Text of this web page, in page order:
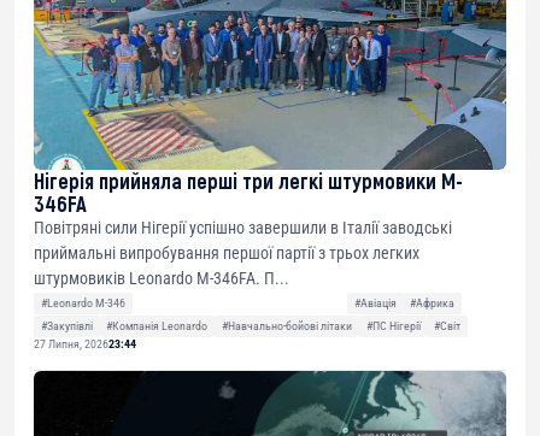
Нігерія прийняла перші три легкі штурмовики M-
346FA
Повітряні сили Нігерії успішно завершили в Італії заводські
приймальні випробування першої партії з трьох легких
штурмовиків Leonardo M-346FA. П...
#Leonardo M-346 #Авіація
#Африка
#Закупівлі
#Компанія Leonardo #Навчально-бойові літаки #ПС Нігерії
#Світ
27 Липня, 202623:44